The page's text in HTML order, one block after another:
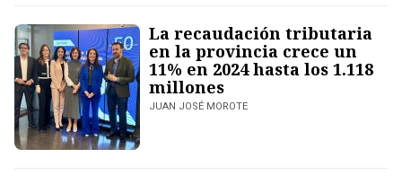
La recaudación tributaria
en la provincia crece un
11% en 2024 hasta los 1.118
millones
JUAN JOSÉ MOROTE